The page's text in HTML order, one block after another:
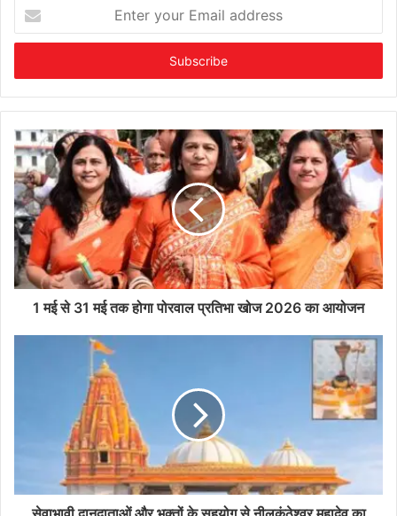
your
Email
1 मई से 31 मई तक होगा पोरवाल प्रतिभा खोज 2026 का आयोजन